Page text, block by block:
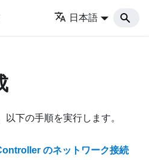
日本語
下の手順を実行します。
のネットワーク接続